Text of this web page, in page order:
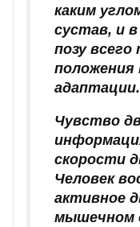
каким
сустав, и
позу
положения
адаптации.
Чувство
скорости
Человек
активное
мышечном